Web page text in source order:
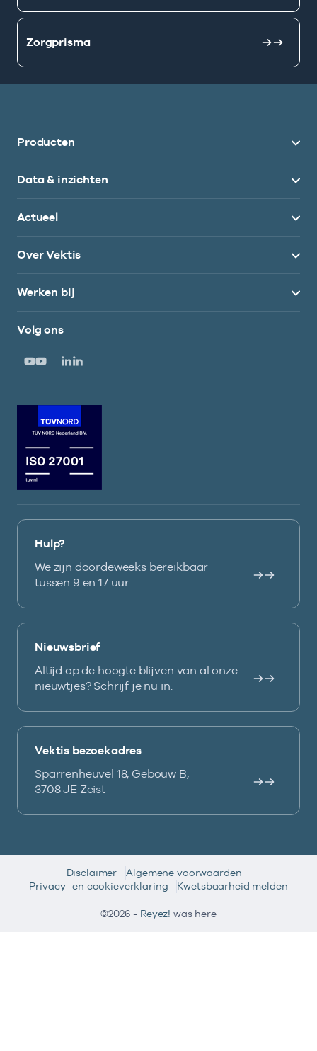
Zorgprisma
Producten
Data & inzichten
Actueel
Over Vektis
Werken bij
Volg ons
Hulp?
We zijn doordeweeks bereikbaar
tussen 9 en 17 uur.
Nieuwsbrief
Altijd op de hoogte blijven van al onze
nieuwtjes? Schrijf je nu in.
Vektis bezoekadres
Sparrenheuvel 18, Gebouw B,
3708 JE Zeist
Disclaimer
Algemene voorwaarden
Privacy- en cookieverklaring
Kwetsbaarheid melden
©2026 - Reyez! was here